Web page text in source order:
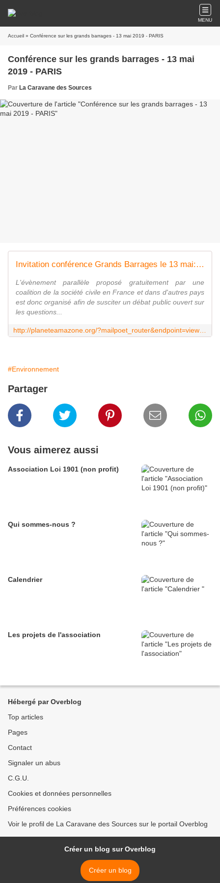
MENU
Accueil » Conférence sur les grands barrages - 13 mai 2019 - PARIS
Conférence sur les grands barrages - 13 mai
2019 - PARIS
Par La Caravane des Sources
Invitation conférence Grands Barrages le 13 mai: le programme
L'évènement parallèle proposé gratuitement par une
coalition de la société civile en France et dans d'autres pays
est donc organisé afin de susciter un débat public ouvert sur
les questions...
#Environnement
Partager
Vous aimerez aussi
Association Loi 1901 (non profit)
Qui sommes-nous ?
Calendrier
Les projets de l'association
Hébergé par Overblog
Top articles
Pages
Contact
Signaler un abus
C.G.U.
Cookies et données personnelles
Préférences cookies
Voir le profil de La Caravane des Sources sur le portail Overblog
Créer un blog sur Overblog
Créer un blog